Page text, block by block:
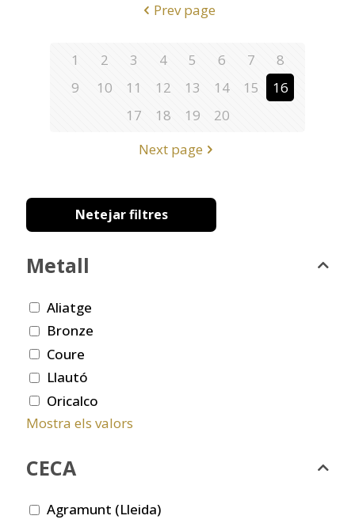
Prev page
1 2 3 4 5 6 7
8
9
10 11 12 13 14 15
16
17
18 19
20
Next page
Netejar filtres
Metall
Aliatge
Bronze
Coure
Llautó
Oricalco
Mostra els valors
CECA
Agramunt (Lleida)